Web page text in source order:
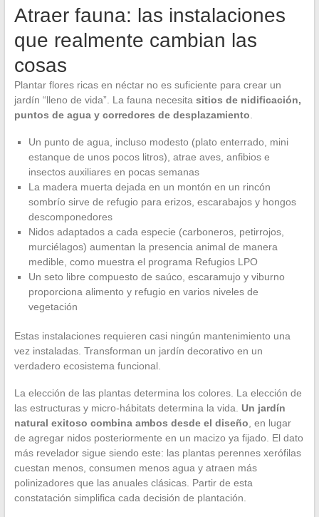
Atraer fauna: las instalaciones
que realmente cambian las
cosas
Plantar flores ricas en néctar no es suficiente para crear un
jardín “lleno de vida”. La fauna necesita sitios de nidificación,
puntos de agua y corredores de desplazamiento
Un punto de agua, incluso modesto (plato enterrado, mini
estanque de unos pocos litros), atrae aves, anfibios e
insectos auxiliares en pocas semanas
La madera muerta dejada en un montón en un rincón
sombrío sirve de refugio para erizos, escarabajos y hongos
descomponedores
Nidos adaptados a cada especie (carboneros, petirrojos,
murciélagos) aumentan la presencia animal de manera
medible, como muestra el programa Refugios LPO
Un seto libre compuesto de saúco, escaramujo y viburno
proporciona alimento y refugio en varios niveles de
vegetación
Estas instalaciones requieren casi ningún mantenimiento una
vez instaladas. Transforman un jardín decorativo en un
verdadero ecosistema funcional.
La elección de las plantas determina los colores. La elección de
las estructuras y micro-hábitats determina la vida. Un jardín
natural exitoso combina ambos desde el diseño , en lugar
de agregar nidos posteriormente en un macizo ya fijado. El dato
más revelador sigue siendo este: las plantas perennes xerófilas
cuestan menos, consumen menos agua y atraen más
polinizadores que las anuales clásicas. Partir de esta
constatación simplifica cada decisión de plantación.